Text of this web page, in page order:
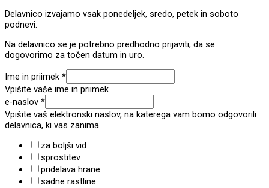
Delavnico izvajamo vsak ponedeljek, sredo, petek in soboto
podnevi.
Na delavnico se je potrebno predhodno prijaviti, da se
dogovorimo za točen datum in uro.
Ime in priimek *
Vpišite vaše ime in priimek
e-naslov *
Vpišite vaš elektronski naslov, na katerega vam bomo odgovorili
delavnica, ki vas zanima
za boljši vid
sprostitev
pridelava hrane
sadne rastline